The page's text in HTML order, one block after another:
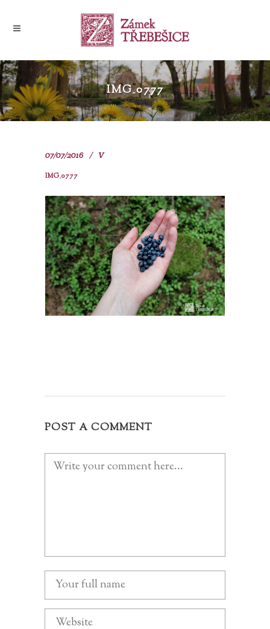
IMG_0777
07/07/2016 V
IMG_0777
POST A COMMENT